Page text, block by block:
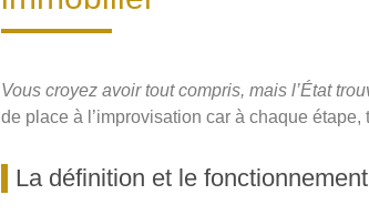
Vous croyez avoir tout compris, mais l’État
de place à l’improvisation car à chaque
La définition et le